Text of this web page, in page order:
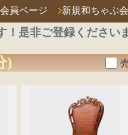
員ページ 新規和ちゃぶ
是非ご登録ください
)